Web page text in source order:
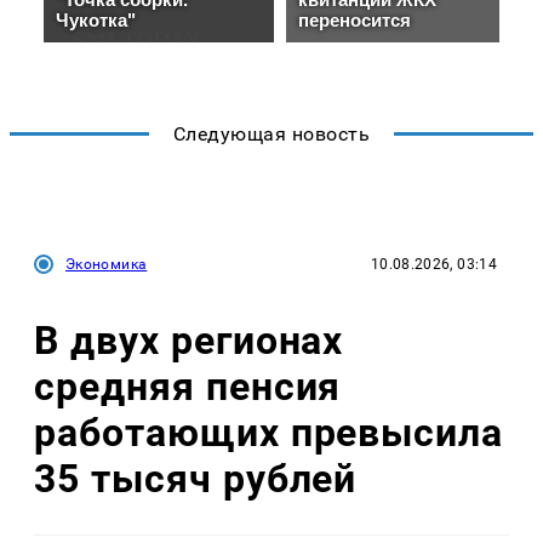
Следующая новость
Экономика 10.08.2026, 03:14
В двух регионах
средняя пенсия
работающих превысила
35 тысяч рублей